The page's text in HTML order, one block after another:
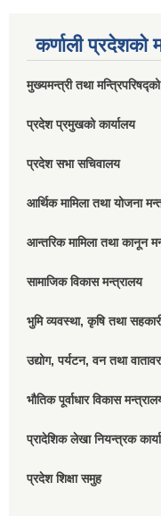
कर्णाली प्रदेशको
मुख्यमन्त्री तथा
प्रदेश प्रमुखको कार्यालय
प्रदेश सभा सचिवालय
आर्थिक मामिला तथा योजना
आन्तरिक मामिला तथा कानून
सामाजिक विकास मन्त्रालय
भुमि व्यवस्था, कृषि तथा
उद्योग, पर्यटन, वन तथा
भौतिक पूर्वाधार विकास
प्रादेशिक लेखा नियन्त्रक
प्रदेश शिक्षा समुह